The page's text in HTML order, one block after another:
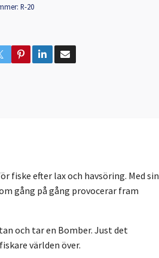
R-20
fiske efter lax och havsöring. Med sin
gång på gång provocerar fram
och tar en Bomber. Just det
världen över.